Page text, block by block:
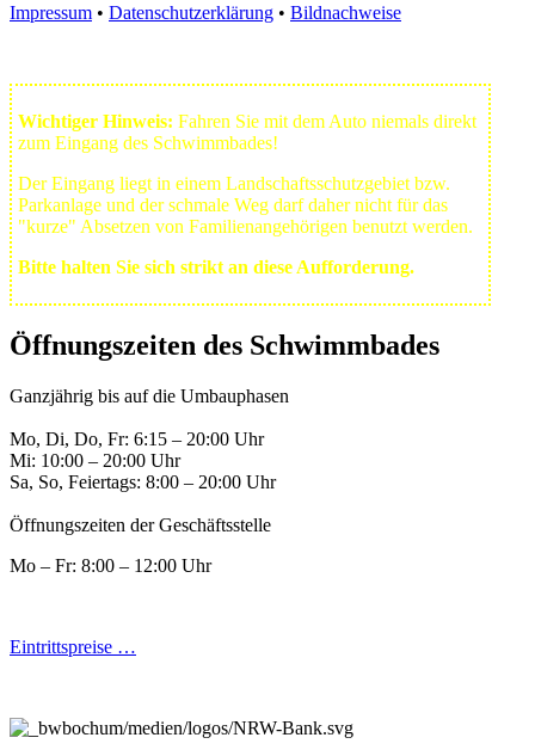
Impressum • Datenschutzerklärung • Bildnachweise
Wichtiger Hinweis: Fahren Sie mit dem Auto niemals direkt
zum Eingang des Schwimmbades!
Der Eingang liegt in einem Landschafts­schutzgebiet bzw.
Park­anlage und der schmale Weg darf daher nicht für das
"kurze" Absetzen von Familienangehörigen benutzt werden.
Bitte halten Sie sich strikt an diese Aufforderung.
Öffnungszeiten des Schwimmbades
Ganzjährig bis auf die Umbauphasen
Mo, Di, Do, Fr: 6:15 – 20:00 Uhr
Mi: 10:00 – 20:00 Uhr
Sa, So, Feiertags: 8:00 – 20:00 Uhr
Öffnungszeiten der Geschäftsstelle
Mo – Fr: 8:00 – 12:00 Uhr
Eintrittspreise …